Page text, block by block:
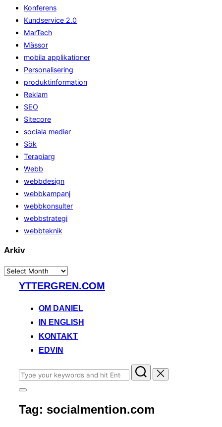
Konferens
Kundservice 2.0
MarTech
Mässor
mobila applikationer
Personalisering
produktinformation
Reklam
SEO
Sitecore
sociala medier
Sök
Terapiarg
Webb
webbdesign
webbkampanj
webbkonsulter
webbstrategi
webbteknik
Arkiv
Arkiv
YTTERGREN.COM
OM DANIEL
IN ENGLISH
KONTAKT
EDVIN
Search
for:
Toggle
&
navigation
Tag: socialmention.com